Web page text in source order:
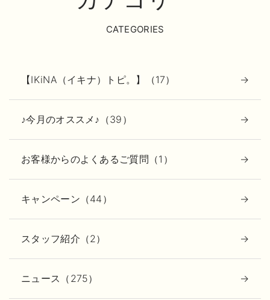
CATEGORIES
【IKiNA（イキナ）トピ。】（17）
♪今月のオススメ♪（39）
お客様からのよくあるご質問（1）
キャンペーン（44）
スタッフ紹介（2）
ニュース（275）